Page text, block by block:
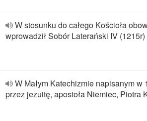
W stosunku do całego Kościoła
wprowadził Sobór Laterański IV (1215r)
W Małym Katechizmie napisanym w
przez jezuitę, apostoła Niemiec, Piotra